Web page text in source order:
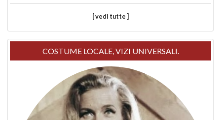
[ vedi tutte ]
COSTUME LOCALE, VIZI UNIVERSALI.